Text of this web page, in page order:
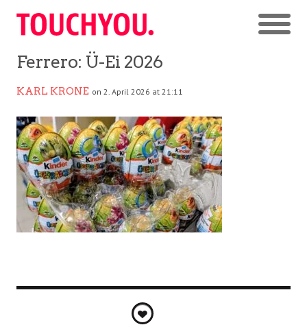
Ferrero: Ü-Ei 2026
KARL KRONE on 2. April 2026 at 21:11